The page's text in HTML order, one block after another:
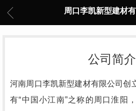
周口李凯新型建材
公司简介
河南周口李凯新型建材有限公司创
有“中国小江南”之称的周口淮阳